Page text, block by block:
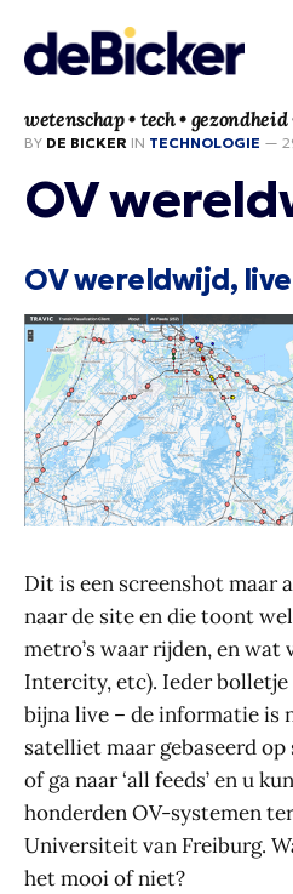
wetenschap • tech • gezondheid
BY DE BICKER IN TECHNOLOGIE —
OV
OV wereldwijd, live
Dit is een screenshot maar
naar de site en die toont
metro’s waar rijden, en
Intercity, etc). Ieder
bijna live – de informatie is
satelliet maar gebaseerd
of ga naar ‘all feeds’ en u
honderden OV-systemen
Universiteit van Freiburg.
het mooi of niet?